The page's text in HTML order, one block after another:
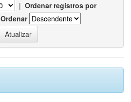
| Ordenar registros por
Ordenar